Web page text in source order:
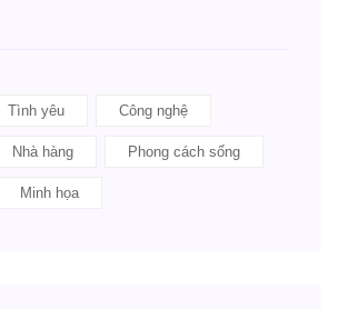
Tình yêu Công nghệ
Nhà hàng Phong cách sống
Minh họa